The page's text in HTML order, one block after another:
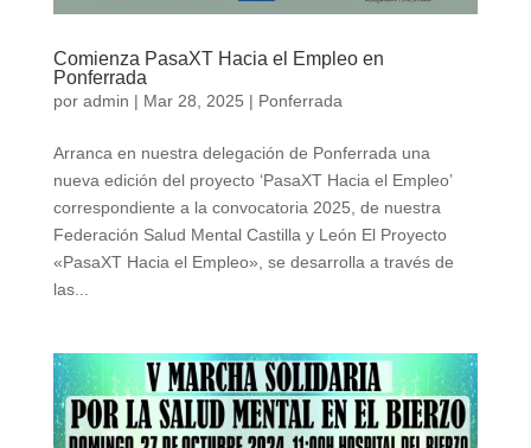
Comienza PasaXT Hacia el Empleo en
Ponferrada
por admin | Mar 28, 2025 | Ponferrada
Arranca en nuestra delegación de Ponferrada una
nueva edición del proyecto ‘PasaXT Hacia el Empleo’
correspondiente a la convocatoria 2025, de nuestra
Federación Salud Mental Castilla y León El Proyecto
«PasaXT Hacia el Empleo», se desarrolla a través de
las...